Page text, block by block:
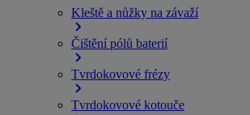
Kleště a nůžky na závaží
Čištění pólů baterií
Tvrdokovové frézy
Tvrdokovové kotouče